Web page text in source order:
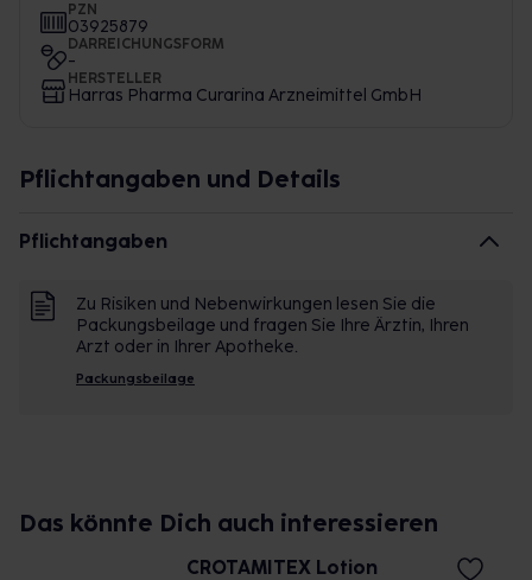
PZN
03925879
DARREICHUNGSFORM
-
HERSTELLER
Harras Pharma Curarina Arzneimittel GmbH
Pflichtangaben und Details
Pflichtangaben
Zu Risiken und Nebenwirkungen lesen Sie die
Packungsbeilage und fragen Sie Ihre Ärztin, Ihren
Arzt oder in Ihrer Apotheke.
Packungsbeilage
Das könnte Dich auch interessieren
CROTAMITEX Lotion